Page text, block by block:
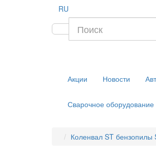
RU
Акции Новости
Сварочное оборудование
Коленвал ST бензопилы